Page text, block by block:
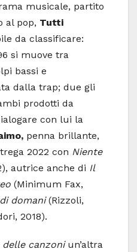
musicale, partito
al pop, Tutti
da classificare:
si muove tra
bassi e
dalla trap; due gli
prodotti da
con lui la
penna brillante,
2022 con Niente
autrice anche di Il
(Minimum Fax,
domani(Rizzoli,
2018).
canzoniun’altra